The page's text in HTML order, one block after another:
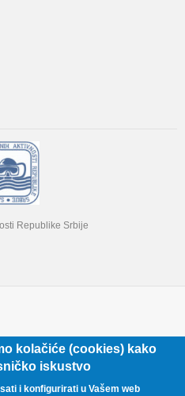
Republike Srbije
Beograd, Beogradska 71
kolačiće (cookies) kako
iskustvo
i konfigurirati u Vašem web